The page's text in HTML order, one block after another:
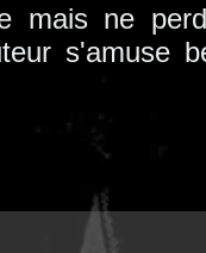
mais ne
s'amuse